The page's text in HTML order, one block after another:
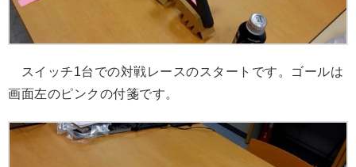
スイッチ1台での対戦レースのスタートです。ゴールは
画面左のピンクの付箋です。